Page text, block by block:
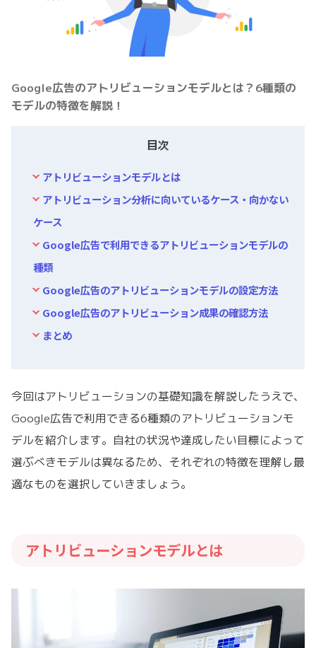
Google広告のアトリビューションモデルとは？6種類の
モデルの特徴を解説！
目次
アトリビューションモデルとは
アトリビューション分析に向いているケース・向かない
ケース
Google広告で利用できるアトリビューションモデルの
種類
Google広告のアトリビューションモデルの設定方法
Google広告のアトリビューション成果の確認方法
まとめ
今回はアトリビューションの基礎知識を解説したうえで、
Google広告で利用できる6種類のアトリビューションモ
デルを紹介します。自社の状況や達成したい目標によって
選ぶべきモデルは異なるため、それぞれの特徴を理解し最
適なものを選択していきましょう。
アトリビューションモデルとは